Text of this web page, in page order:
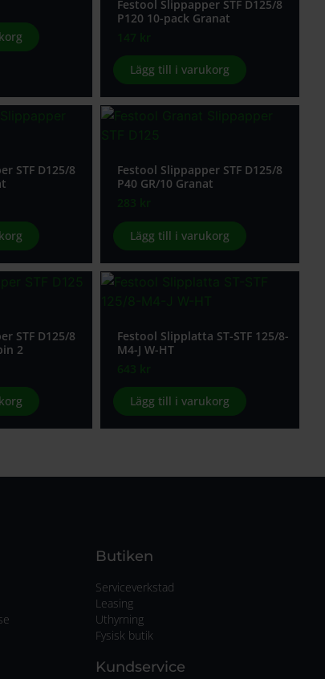
Festool Slippapper STF D125/8
P120 10-pack Granat
147 kr
Lägg till i varukorg
STF D125/8
Festool Slippapper STF D125/8
P40 GR/10 Granat
283 kr
Lägg till i varukorg
STF D125/8
2
Festool Slipplatta ST-STF 125/8-
M4-J W-HT
643 kr
Lägg till i varukorg
Butiken
Serviceverkstad
Leasing
Uthyrning
Fysisk butik
Kundservice